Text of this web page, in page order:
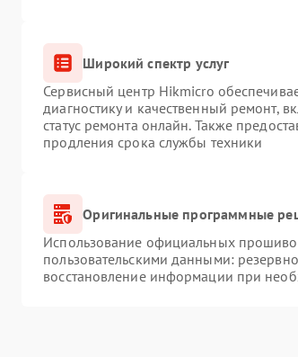
Широкий спектр услуг
Сервисный центр Hikmicro
диагностику и качественный ремонт,
статус ремонта онлайн. Также
продления срока службы техники
Оригинальные программные
Использование официальных
пользовательскими данными:
восстановление информации при